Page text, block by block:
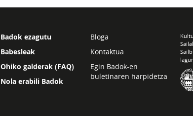
Badok ezagutu
Babesleak
Ohiko galderak (FAQ)
Nola erabili Badok
Bloga
Kontaktua
Egin Badok-en
buletinaren harpidetza